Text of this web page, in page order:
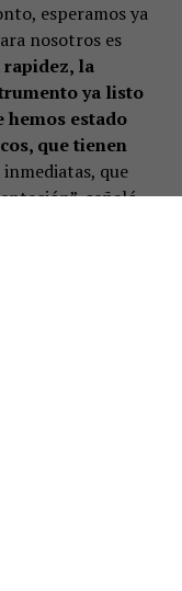
esperamos ya
nosotros es
rapidez, la
ya listo
hemos estado
que tienen
que
señaló.